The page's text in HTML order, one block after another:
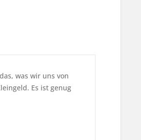
was wir uns von
Es ist genug